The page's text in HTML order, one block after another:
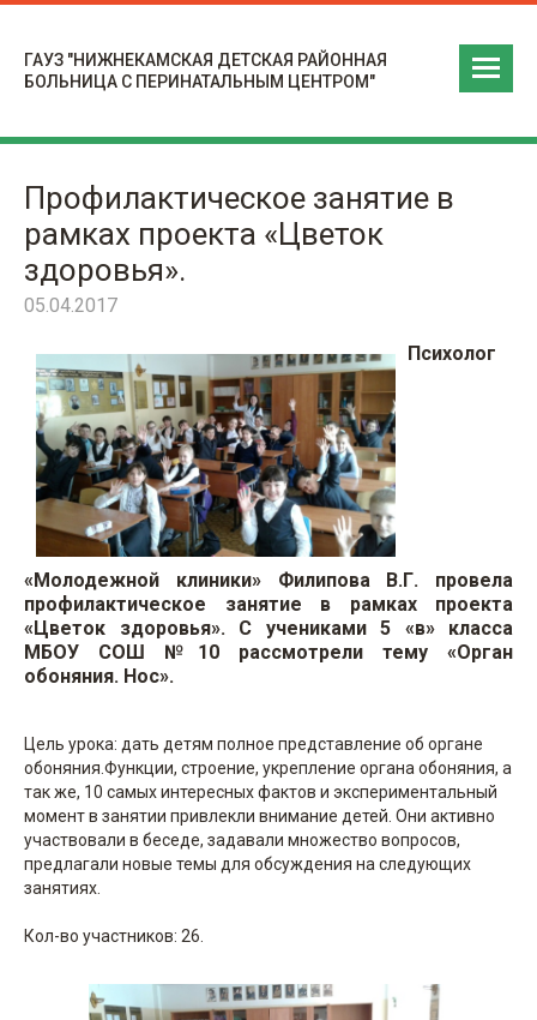
ГАУЗ "НИЖНЕКАМСКАЯ ДЕТСКАЯ РАЙОННАЯ
БОЛЬНИЦА С ПЕРИНАТАЛЬНЫМ ЦЕНТРОМ"
Профилактическое занятие в
рамках проекта «Цветок
здоровья».
05.04.2017
Психолог
«Молодежной клиники» Филипова В.Г. провела
профилактическое занятие в рамках проекта
«Цветок здоровья». С учениками 5 «в» класса
МБОУ СОШ №10 рассмотрели тему «Орган
обоняния. Нос».
Цель урока: дать детям полное представление об органе
обоняния.Функции, строение, укрепление органа обоняния, а
так же, 10 самых интересных фактов и экспериментальный
момент в занятии привлекли внимание детей. Они активно
участвовали в беседе, задавали множество вопросов,
предлагали новые темы для обсуждения на следующих
занятиях.
Кол-во участников: 26.